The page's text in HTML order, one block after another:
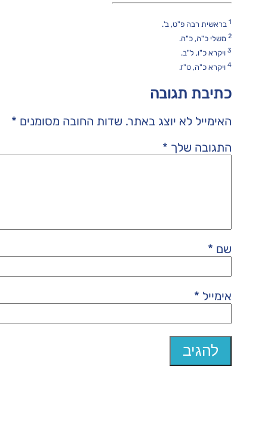
1בראשית רבה פ"ט, ב'.
2משלי כ"ה, כ"ה.
3ויקרא כ"ו, ל"ב.
4ויקרא כ"ה, ט"ז.
כתיבת תגובה
האימייל לא יוצג באתר. שדות החובה מסומנים *
התגובה שלך *
שם *
אימייל *